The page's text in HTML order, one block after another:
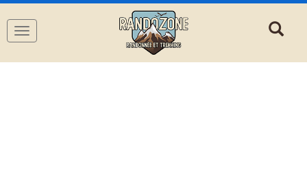
Navigation